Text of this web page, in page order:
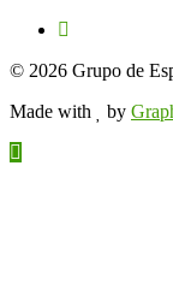
© 2026 Grupo de
Made with
by